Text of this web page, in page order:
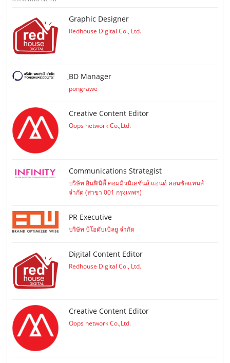
Graphic Designer
Redhouse Digital Co., Ltd.
ฺBD Manager
pongrawe
Creative Content Editor
Oops network Co.,Ltd.
Communications Strategist
บริษัท อินฟินิตี้ คอมมิวนิเคชั่นส์ แอนด์ คอนซัลแทนส์
จำกัด (สาขา 001 กรุงเทพฯ)
PR Executive
บริษัท บีโอดับเบิลยู จำกัด
Digital Content Editor
Redhouse Digital Co., Ltd.
Creative Content Editor
Oops network Co.,Ltd.